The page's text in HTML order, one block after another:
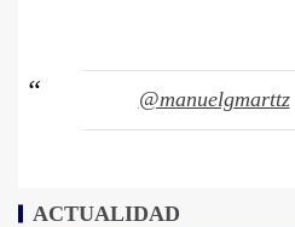
@manuelgmarttz
ACTUALIDAD